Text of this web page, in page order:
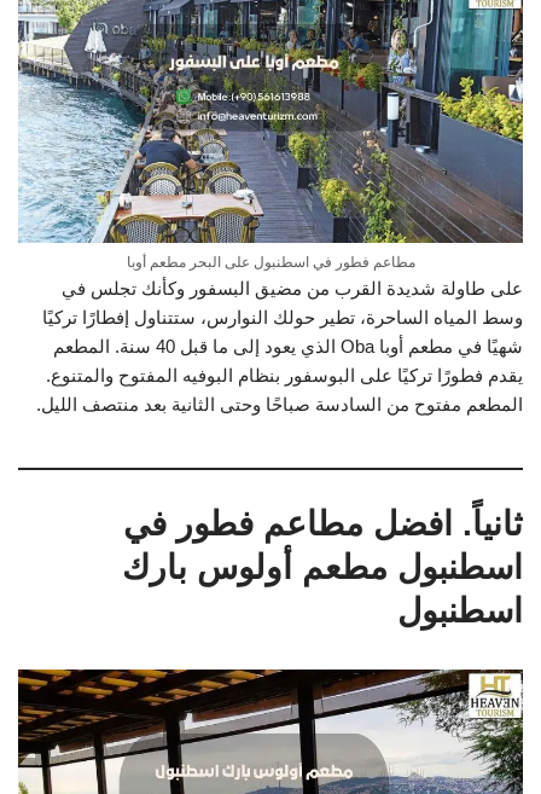
مطاعم فطور في اسطنبول على البحر مطعم أوبا
على طاولة شديدة القرب من مضيق البسفور وكأنك تجلس في
وسط المياه الساحرة، تطير حولك النوارس، ستتناول إفطارًا تركيًا
شهيًا في مطعم أوبا Oba الذي يعود إلى ما قبل 40 سنة. المطعم
يقدم فطورًا تركيًا على البوسفور بنظام البوفيه المفتوح والمتنوع.
المطعم مفتوح من السادسة صباحًا وحتى الثانية بعد منتصف الليل.
ثانياً. افضل مطاعم فطور في
اسطنبول مطعم أولوس بارك
اسطنبول